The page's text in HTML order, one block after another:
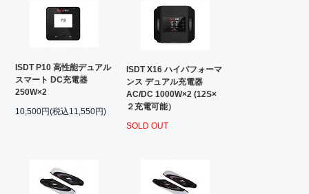
ISDT P10 高性能デュアル
スマート DC充電器
250W×2
10,500円(税込11,550円)
ISDT X16 ハイパフォーマ
ンス デュアル充電器
AC/DC 1000W×2 (12S×
２充電可能）
SOLD OUT